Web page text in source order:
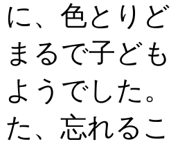
に、色とり
まるで子ど
ようでした
た、忘れる